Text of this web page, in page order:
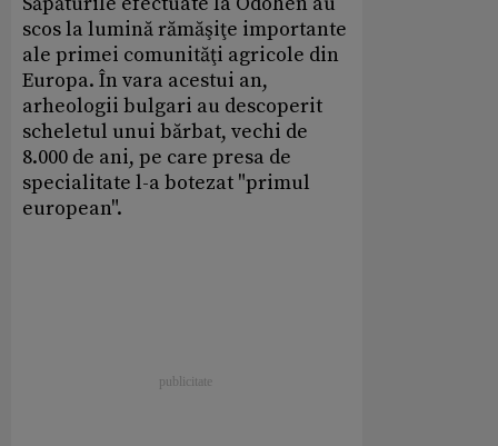
scos la lumină rămăşiţe importante
ale primei comunităţi agricole din
Europa. În vara acestui an,
arheologii bulgari au descoperit
scheletul unui bărbat, vechi de
8.000 de ani, pe care presa de
specialitate l-a botezat "primul
european".